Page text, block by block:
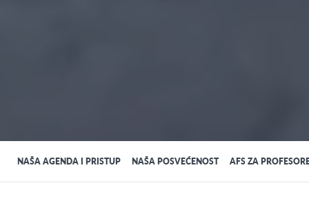
NAŠA AGENDA I PRISTUP NAŠA POSVEĆENOST AFS ZA